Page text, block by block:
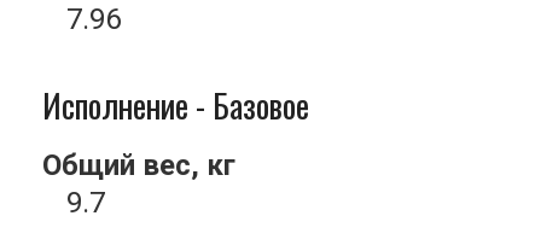
7.96
Исполнение - Базовое
Общий вес, кг
9.7